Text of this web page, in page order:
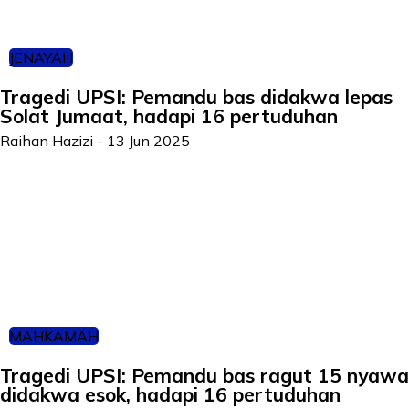
JENAYAH
Tragedi UPSI: Pemandu bas didakwa lepas
Solat Jumaat, hadapi 16 pertuduhan
Raihan Hazizi - 13 Jun 2025
MAHKAMAH
Tragedi UPSI: Pemandu bas ragut 15 nyawa
didakwa esok, hadapi 16 pertuduhan